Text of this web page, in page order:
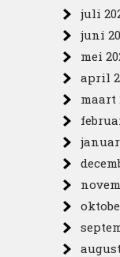
juli
juni
mei
april
maart